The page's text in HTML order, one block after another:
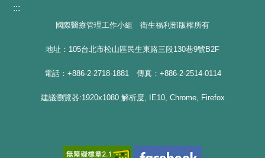
:::
國際醫療管理工作小組 衛生福利部版權所有
地址：105台北市松山區民生東路三段130巷9號B2F
電話：+886-2-2718-1881 傳真：+886-2-2514-0114
建議瀏覽器:1920x1080 解析度, IE10, Chrome, Firefox